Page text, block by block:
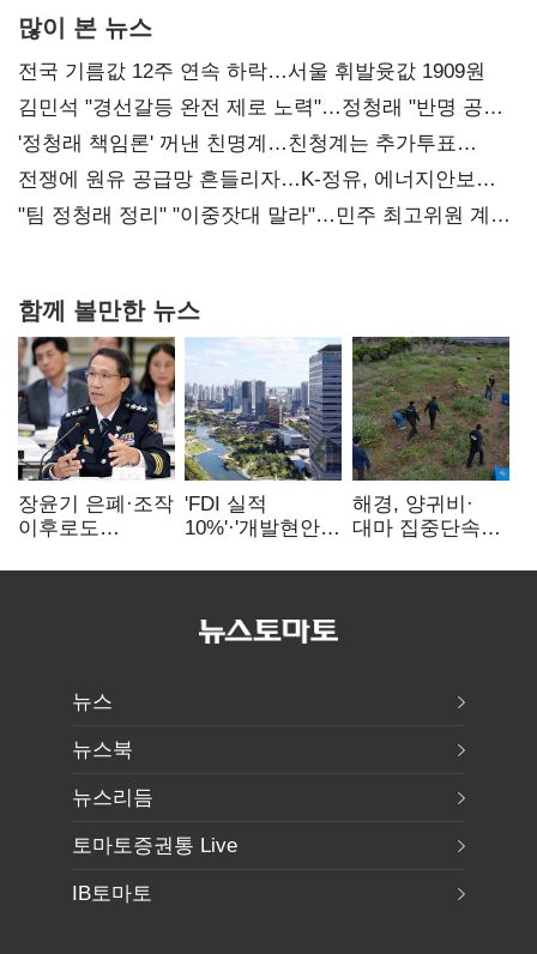
많이 본 뉴스
전국 기름값 12주 연속 하락…서울 휘발윳값 1909원
김민석 "경선갈등 완전 제로 노력"…정청래 "반명 공세
사과부터"
'정청래 책임론' 꺼낸 친명계…친청계는 추가투표
때리기
전쟁에 원유 공급망 흔들리자…K-정유, 에너지안보
핵심으로 재부상
"팀 정청래 정리" "이중잣대 말라"…민주 최고위원 계파
함께 볼만한 뉴스
장윤기 은폐·조작
이후로도
내부비위…경찰
'FDI 실적
10%'·'개발현안
인천경제청장
해경, 양귀비·
대마 집중단속…
249명 검거
뉴스
뉴스북
뉴스리듬
토마토증권통 Live
IB토마토